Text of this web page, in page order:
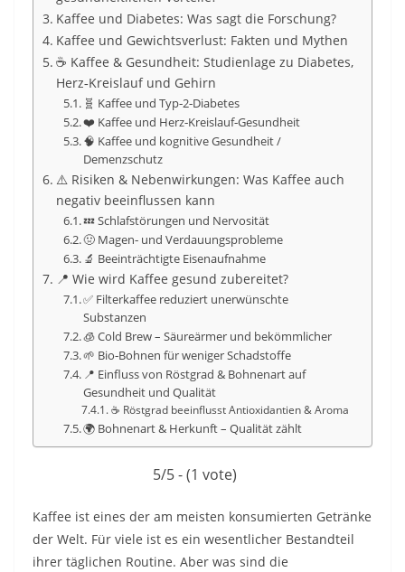
Kaffee und Diabetes: Was sagt die Forschung?
Kaffee und Gewichtsverlust: Fakten und Mythen
☕ Kaffee & Gesundheit: Studienlage zu Diabetes,
Herz‑Kreislauf und Gehirn
🧬 Kaffee und Typ‑2‑Diabetes
❤️ Kaffee und Herz‑Kreislauf‑Gesundheit
🧠 Kaffee und kognitive Gesundheit /
Demenzschutz
⚠️ Risiken & Nebenwirkungen: Was Kaffee auch
negativ beeinflussen kann
💤 Schlafstörungen und Nervosität
🤢 Magen‑ und Verdauungsprobleme
🔬 Beeinträchtigte Eisenaufnahme
📍 Wie wird Kaffee gesund zubereitet?
✅ Filterkaffee reduziert unerwünschte
Substanzen
🧊 Cold Brew – Säureärmer und bekömmlicher
🌱 Bio‑Bohnen für weniger Schadstoffe
📍 Einfluss von Röstgrad & Bohnenart auf
Gesundheit und Qualität
☕ Röstgrad beeinflusst Antioxidantien & Aroma
🌍 Bohnenart & Herkunft – Qualität zählt
5/5 - (1 vote)
Kaffee ist eines der am meisten konsumierten Getränke
der Welt. Für viele ist es ein wesentlicher Bestandteil
ihrer täglichen Routine. Aber was sind die